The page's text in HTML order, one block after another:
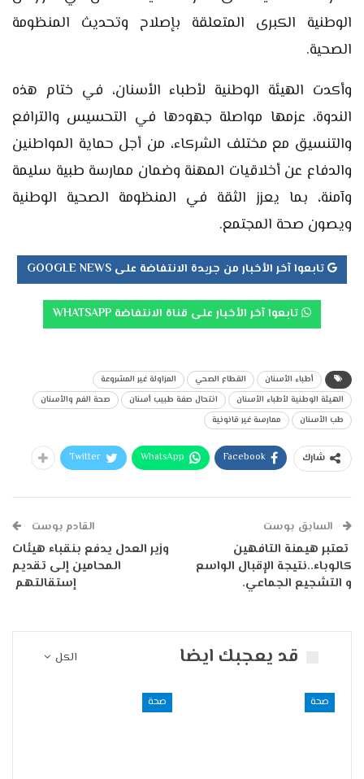
الوطنية الكبرى المتعلقة بإصلاح وتحديث المنظومة
الصحية.
وأكدت الهيئة الوطنية لأطباء الأسنان، في ختام هذه
الندوة، عزمها مواصلة جهودها في التحسيس والترافع
والتنسيق مع مختلف الشركاء، من أجل حماية المواطنين
والدفاع عن أخلاقيات المهنة وضمان ممارسة طبية سليمة
وآمنة، بما يعزز الثقة في المنظومة الصحية الوطنية
ويصون صحة المجتمع.
تابعوا آخر الأخبار من جريدة الانتفاضة على GOOGLE NEWS
تابعوا آخر الأخبار على قناة الانتفاضة WHATSAPP
أطباء الأسنان القطاع الصحي
المزاولة غير المشروعة
الهيئة الوطنية لأطباء الأسنان
انتحال صفة طبيب أسنان
صحة الفم والأسنان
طب الأسنان
ممارسة غير قانونية
شارك Facebook
WhatsApp
Twitter
السابق بوست
‏ تعتبر هيمنة التافهين
كالوباء..نتيجة الإقبال الواسع
و التشجيع الجماعي.
القادم بوست
وزير العدل يدفع بنقباء هيئات
المحامين إلى تقديم
إستقالتهم
الكل قد يعجبك ايضا
صحة صحة